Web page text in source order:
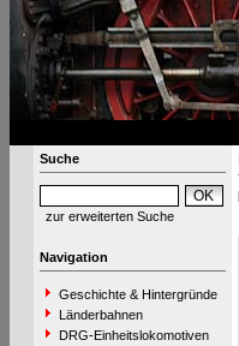
Suche
zur erweiterten Suche
Navigation
Geschichte & Hintergründe
Länderbahnen
DRG-Einheitslokomotiven